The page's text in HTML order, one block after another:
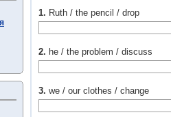
1. Ruth / the pencil / drop
2. he / the problem / discuss
3. we / our clothes / change